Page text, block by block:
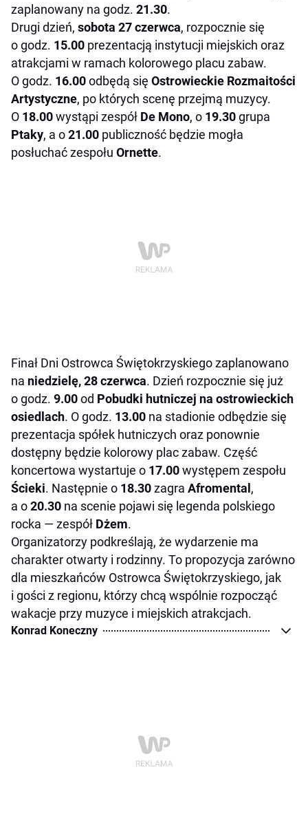
zaplanowany na godz. 21.30.
Drugi dzień, sobota 27 czerwca, rozpocznie się
o godz. 15.00 prezentacją instytucji miejskich oraz
atrakcjami w ramach kolorowego placu zabaw.
O godz. 16.00odbędą się Ostrowieckie Rozmaitości
Artystyczne, po których scenę przejmą muzycy.
O 18.00wystąpi zespół De Mono, o 19.30grupa
Ptaky, a o21.00 publiczność będzie mogła
posłuchać zespołu Ornette.
Finał Dni Ostrowca Świętokrzyskiego zaplanowano
na niedzielę, 28 czerwca. Dzień rozpocznie się już
o godz. 9.00od Pobudki hutniczej na ostrowieckich
osiedlach. O godz. 13.00 na stadionie odbędzie się
prezentacja spółek hutniczych oraz ponownie
dostępny będzie kolorowy plac zabaw. Część
koncertowa wystartuje o 17.00występem zespołu
Ścieki. Następnie o 18.30zagra Afromental ,
a o20.30 na scenie pojawi się legenda polskiego
rocka — zespół Dżem.
Organizatorzy podkreślają, że wydarzenie ma
charakter otwarty i rodzinny. To propozycja zarówno
dla mieszkańców Ostrowca Świętokrzyskiego, jak
i gości z regionu, którzy chcą wspólnie rozpocząć
wakacje przy muzyce i miejskich atrakcjach.
Konrad Koneczny